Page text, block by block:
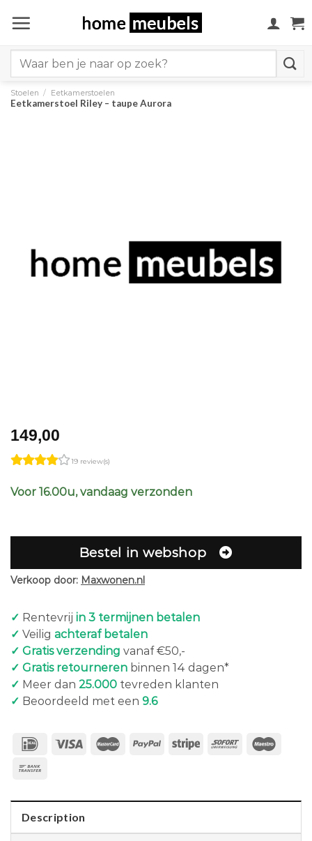
naar
for:
Stoelen / Eetkamerstoelen
Eetkamerstoel Riley – taupe Aurora
149,00
19 review(s)
Voor 16.00u, vandaag verzonden
Bestel in webshop
Verkoop door: Maxwonen.nl
✓ Rentevrij in 3 termijnen betalen
✓ Veilig achteraf betalen
✓ Gratis verzending vanaf €50,-
✓ Gratis retourneren binnen 14 dagen*
✓ Meer dan 25.000 tevreden klanten
✓ Beoordeeld met een 9.6
Description